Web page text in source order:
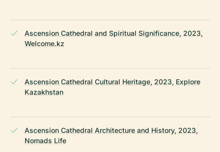
Ascension Cathedral and Spiritual Significance, 2023,
Welcome.kz
Ascension Cathedral Cultural Heritage, 2023, Explore
Kazakhstan
Ascension Cathedral Architecture and History, 2023,
Nomads Life